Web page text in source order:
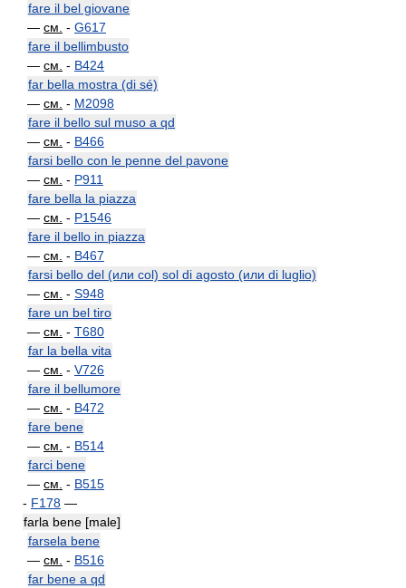
fare il bel giovane
— см. - G617
fare il bellimbusto
— см. - B424
far bella mostra (di sé)
— см. - M2098
fare il bello sul muso a qd
— см. - B466
farsi bello con le penne del pavone
— см. - P911
fare bella la piazza
— см. - P1546
fare il bello in piazza
— см. - B467
farsi bello del (или col) sol di agosto (или di luglio)
— см. - S948
fare un bel tiro
— см. - T680
far la bella vita
— см. - V726
fare il bellumore
— см. - B472
fare bene
— см. - B514
farci bene
— см. - B515
- F178 —
farla bene [male]
farsela bene
— см. - B516
far bene a qd